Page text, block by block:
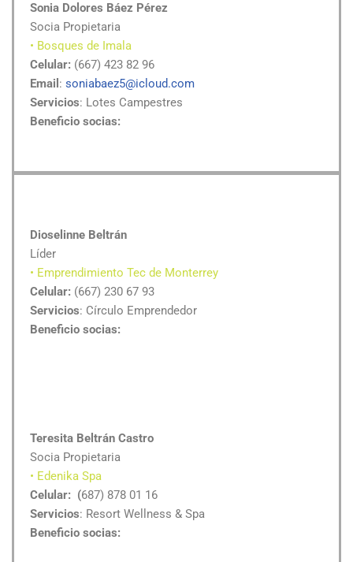
Sonia Dolores Báez Pérez
Socia Propietaria
• Bosques de Imala
Celular: (667) 423 82 96
Email : soniabaez5@icloud.com
Servicios: Lotes Campestres
Beneficio socias:
Dioselinne Beltrán
Líder
• Emprendimiento Tec de Monterrey
Celular: (667) 230 67 93
Servicios: Círculo Emprendedor
Beneficio socias:
Teresita Beltrán Castro
Socia Propietaria
• Edenika Spa
Celular: (687) 878 01 16
Servicios: Resort Wellness & Spa
Beneficio socias: